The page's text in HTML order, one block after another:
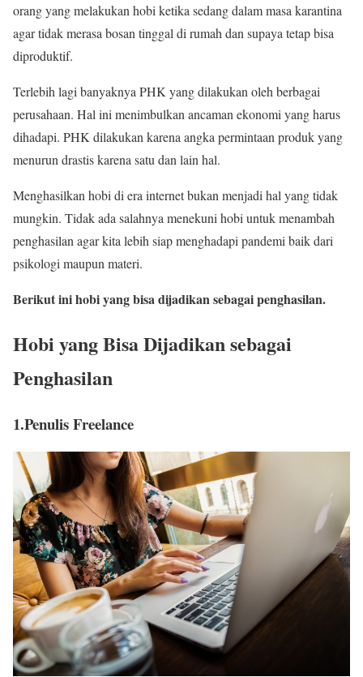
orang yang melakukan hobi ketika sedang dalam masa karantina
agar tidak merasa bosan tinggal di rumah dan supaya tetap bisa
diproduktif.
Terlebih lagi banyaknya PHK yang dilakukan oleh berbagai
perusahaan. Hal ini menimbulkan ancaman ekonomi yang harus
dihadapi. PHK dilakukan karena angka permintaan produk yang
menurun drastis karena satu dan lain hal.
Menghasilkan hobi di era internet bukan menjadi hal yang tidak
mungkin. Tidak ada salahnya menekuni hobi untuk menambah
penghasilan agar kita lebih siap menghadapi pandemi baik dari
psikologi maupun materi.
Berikut ini hobi yang bisa dijadikan sebagai penghasilan.
Hobi yang Bisa Dijadikan sebagai
Penghasilan
1.Penulis Freelance